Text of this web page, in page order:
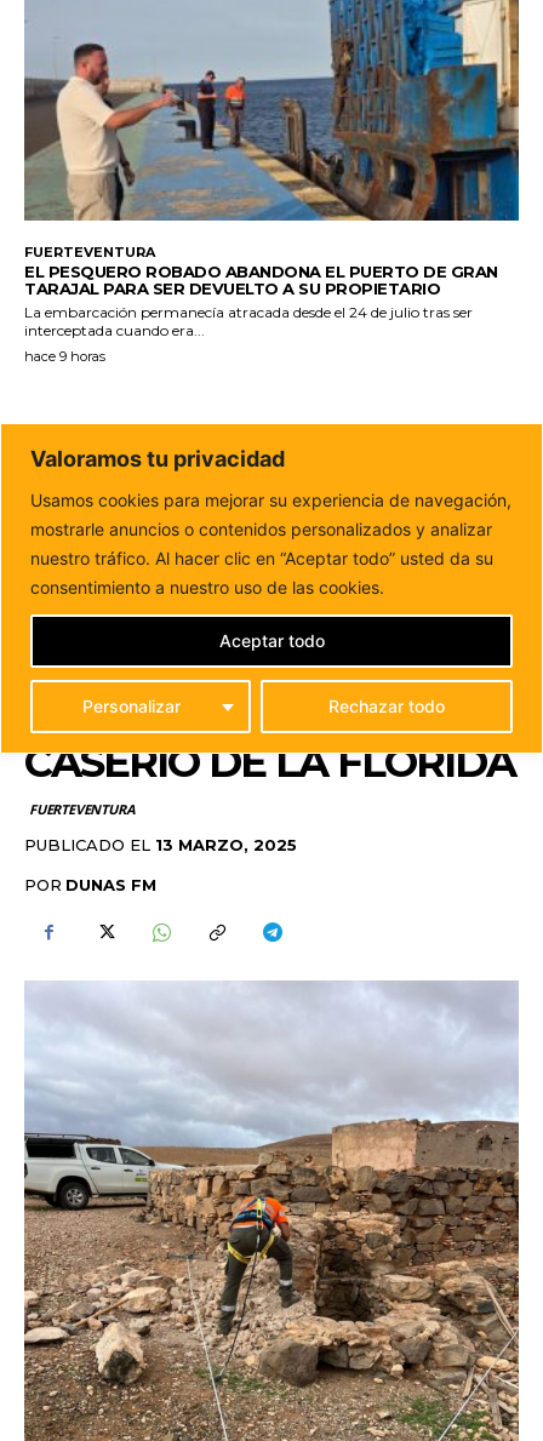
FUERTEVENTURA
EL PESQUERO ROBADO ABANDONA EL PUERTO DE GRAN
TARAJAL PARA SER DEVUELTO A SU PROPIETARIO
La embarcación permanecía atracada desde el 24 de julio tras ser
interceptada cuando era...
hace 9 horas